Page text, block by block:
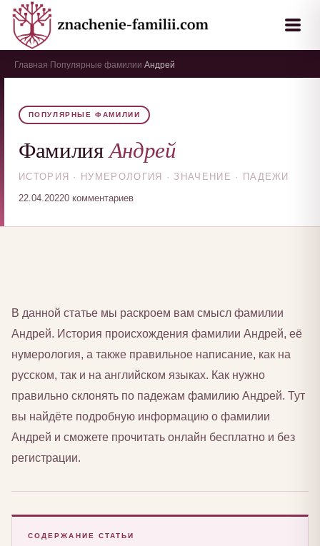
Главная Популярные фамилии Андрей
ПОПУЛЯРНЫЕ ФАМИЛИИ
ФамилияАндрей
ИСТОРИЯ · НУМЕРОЛОГИЯ · ЗНАЧЕНИЕ · ПАДЕЖИ
22.04.20220 комментариев
В данной статье мы раскроем вам смысл фамилии
Андрей. История происхождения фамилии Андрей, её
нумерология, а также правильное написание, как на
русском, так и на английском языках. Как нужно
правильно склонять по падежам фамилию Андрей. Тут
вы найдёте подробную информацию о фамилии
Андрей и сможете прочитать онлайн бесплатно и без
регистрации.
СОДЕРЖАНИЕ СТАТЬИ